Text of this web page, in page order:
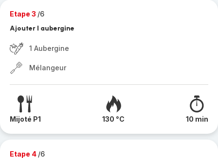
Etape 3 /6
Ajouter l aubergine
1 Aubergine
Mélangeur
Mijoté P1 130 °C 10 min
Etape 4 /6